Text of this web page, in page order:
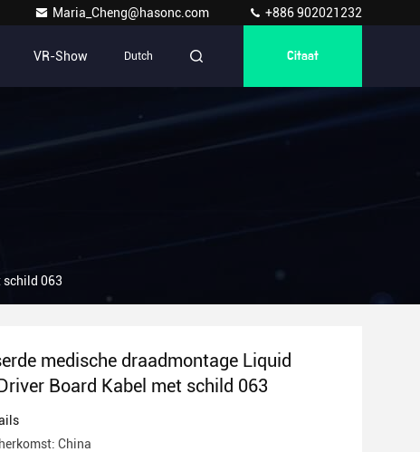
Maria_Cheng@hasonc.com +886 902021232
VR-Show Dutch Citaat
schild 063
medische draadmontage Liquid
Board Kabel met schild 063
China